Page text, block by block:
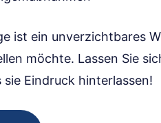
ist ein unverzichtbares
möchte. Lassen Sie
Eindruck hinterlassen!